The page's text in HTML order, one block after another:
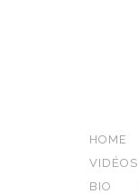
HOME
VIDÉOS
BIO